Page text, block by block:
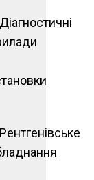
Діагностичні
Рентгенівське